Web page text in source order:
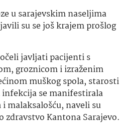
u sarajevskim naseljima
su se još krajem prošlog
javljati pacijenti s
groznicom i izraženim
muškog spola, starosti
infekcija se manifestirala
malaksalošću, naveli su
zdravstvo Kantona Sarajevo.